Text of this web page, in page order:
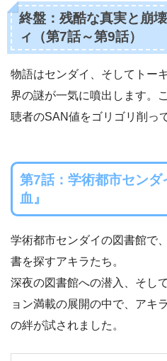
終盤：残酷な真実と崩
ィ（第7話～第9話）
物語はセンダイ、そしてトー
界の謎が一気に噴出します。
聴者のSAN値をゴリゴリ削っ
第7話：学術都市セン
血』
学術都市センダイの図書館で
書を探すアキラたち。
深夜の図書館への潜入、そし
ョン満載の展開の中で、アキ
の絆が試されました。